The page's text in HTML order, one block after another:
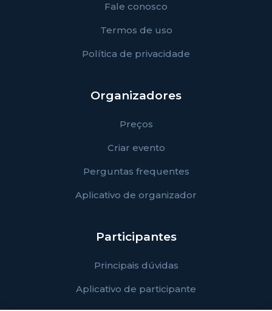
Fale conosco
Termos de uso
Política de privacidade
Organizadores
Preços
Criar evento
Perguntas frequentes
Aplicativo de organizador
Participantes
Principais dúvidas
Aplicativo de participante